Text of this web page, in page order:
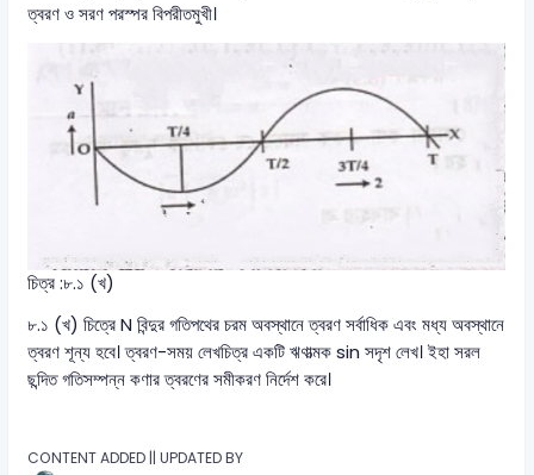
ত্বরণ ও সরণ পরস্পর বিপরীতমুখী।
চিত্র :৮.১ (খ)
৮.১ (খ) চিত্রে N বিন্দুর গতিপথের চরম অবস্থানে ত্বরণ সর্বাধিক এবং মধ্য অবস্থানে
ত্বরণ শূন্য হবে। ত্বরণ-সময় লেখচিত্র একটি ঋণাত্মক sin সদৃশ লেখ। ইহা সরল
ছন্দিত গতিসম্পন্ন কণার ত্বরণের সমীকরণ নির্দেশ করে।
CONTENT ADDED || UPDATED BY